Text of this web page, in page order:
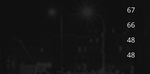
67
66
48
48